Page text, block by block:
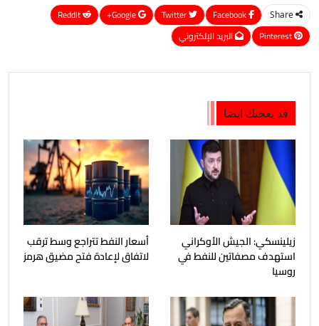
Share
Google+
ReddIt
Pinterest
البريد الإلكتروني
قد يعجبك ايضا
زيلينسكي: الجيش الأوكراني
استهدف مصفاتين للنفط في
روسيا
أسعار النفط تتراجع وسط ترقب
لاتفاق لإعادة فتح مضيق هرمز